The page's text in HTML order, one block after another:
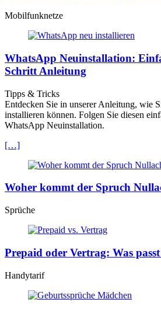
Mobilfunknetze
WhatsApp Neuinstallation:
Schritt Anleitung
Tipps & Tricks
Entdecken Sie in unserer Anleitung, wie
installieren können. Folgen Sie diesen
WhatsApp Neuinstallation.
[…]
Woher kommt der Spruch
Sprüche
Prepaid oder Vertrag: Was
Handytarif